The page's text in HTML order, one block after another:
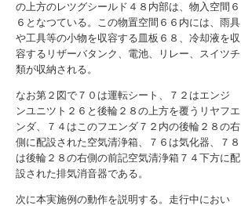
の上方のレツグシールド４８内部は、物入空間６
６となつている。この物置空間６６内には、雨具
や工具等の小物を収容する皿板６８、冷却液を収
容するリザーバタンク、電池、リレー、スイツチ
類が収納される。
なお第２図で７０は運転シート、７２はエンジ
ンユニツト２６と後輪２８の上方を覆うリヤフエ
ンダ、７４はこのフエンダ７２内の後輪２８の右
側に配設された空気清浄箱、７６は気化器、７８
は後輪２８の右側の前記空気清浄箱７４下方に配
設された排気消音器である。
次に本実施例の動作を説明する。走行中におい